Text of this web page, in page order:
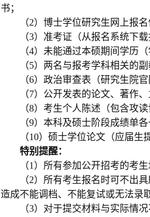
书；
（2）博士学位研究生网上报
（3）准考证（从报名系统下载
（4）未能通过本硕期间学历
（5）两名与报考学科相关的
（6）政治审查表（研究生院
（7）公开发表的论文、著作
（8）考生个人陈述（包含攻
（9）本科及硕士阶段成绩单
（10）硕士学位论文（应届生
特别提醒：
（1 ） 所有参加公开招考的考
（2） 所有考生报名时可不出
造成不能调档、不能复试或无法录
（3） 对于提交材料与实际情